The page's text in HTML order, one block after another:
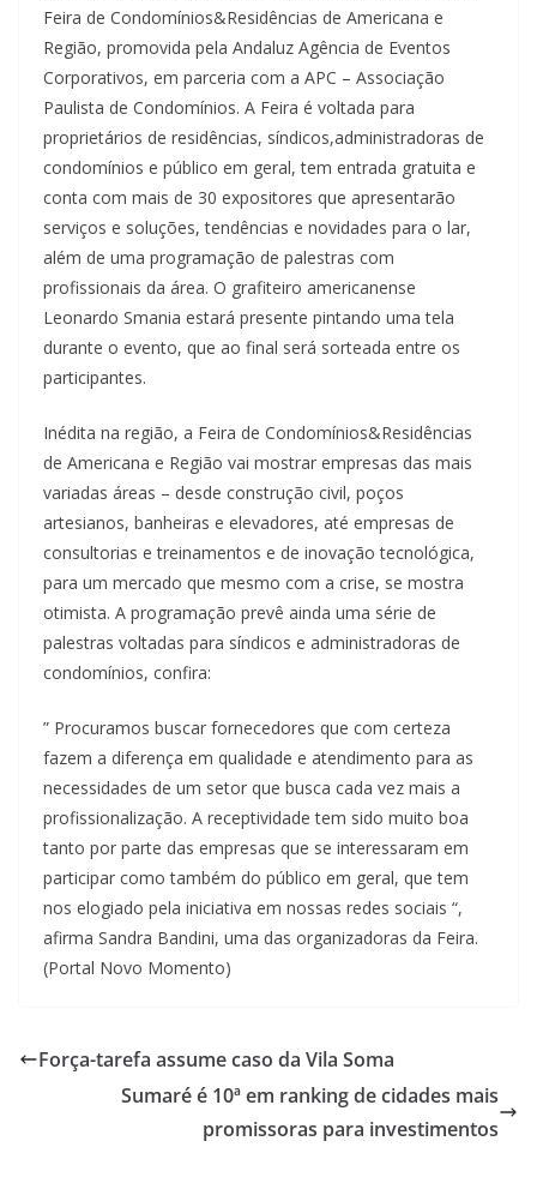
Feira de Condomínios&Residências de Americana e
Região, promovida pela Andaluz Agência de Eventos
Corporativos, em parceria com a APC – Associação
Paulista de Condomínios. A Feira é voltada para
proprietários de residências, síndicos,administradoras de
condomínios e público em geral, tem entrada gratuita e
conta com mais de 30 expositores que apresentarão
serviços e soluções, tendências e novidades para o lar,
além de uma programação de palestras com
profissionais da área. O grafiteiro americanense
Leonardo Smania estará presente pintando uma tela
durante o evento, que ao final será sorteada entre os
participantes.
Inédita na região, a Feira de Condomínios&Residências
de Americana e Região vai mostrar empresas das mais
variadas áreas – desde construção civil, poços
artesianos, banheiras e elevadores, até empresas de
consultorias e treinamentos e de inovação tecnológica,
para um mercado que mesmo com a crise, se mostra
otimista. A programação prevê ainda uma série de
palestras voltadas para síndicos e administradoras de
condomínios, confira:
” Procuramos buscar fornecedores que com certeza
fazem a diferença em qualidade e atendimento para as
necessidades de um setor que busca cada vez mais a
profissionalização. A receptividade tem sido muito boa
tanto por parte das empresas que se interessaram em
participar como também do público em geral, que tem
nos elogiado pela iniciativa em nossas redes sociais “,
afirma Sandra Bandini, uma das organizadoras da Feira.
(Portal Novo Momento)
Força-tarefa assume caso da Vila Soma
Sumaré é 10ª em ranking de cidades mais
promissoras para investimentos